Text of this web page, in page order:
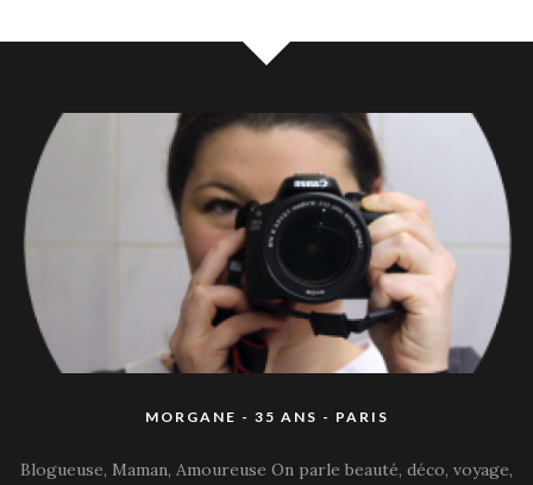
MORGANE - 35 ANS - PARIS
Blogueuse, Maman, Amoureuse On parle beauté, déco, voyage,